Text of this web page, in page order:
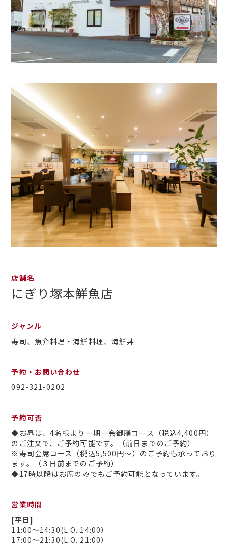
店舗名
にぎり塚本鮮魚店
ジャンル
寿司、魚介料理・海鮮料理、海鮮丼
予約・お問い合わせ
092-321-0202
予約可否
◆お昼は、4名様より一期一会御膳コース（税込4,400円）
のご注文で、ご予約可能です。（前日までのご予約）
※寿司会席コース（税込5,500円～）のご予約も承っており
ます。（３日前までのご予約）
◆17時以降はお席のみでもご予約可能となっています。
営業時間
[平日]
11:00～14:30(L.O. 14:00）
17:00～21:30(L.O. 21:00）